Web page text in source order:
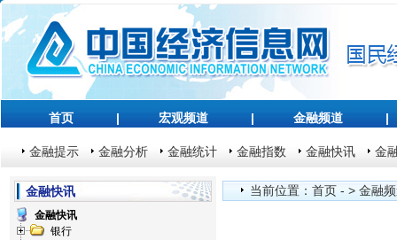
首页 | 宏观频道 | 金融频道 |
金融提示 金融分析 金融统计 金融指数 金融快讯 金
金融快讯
金融快讯
银行
当前位置： 首页 - > 金融